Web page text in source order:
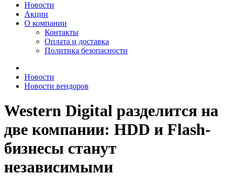
Новости
Акции
О компании
Контакты
Оплата и доставка
Политика безопасности
Новости
Новости вендоров
Western Digital разделится на
две компании: HDD и Flash-
бизнесы станут
независимыми